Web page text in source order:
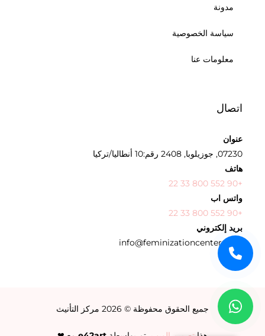
مدونة
سياسة الخصوصية
معلومات عنا
اتصال
عنوان
07230, جوزيلوبا, 2408 رقم:10 أنطاليا/تركيا
هاتف
+90 552 800 33 22
واتس اب
+90 552 800 33 22
بريد إلكتروني
info@feminizationcenter.com
جميع الحقوق محفوظة © 2026 مركز التأنيث